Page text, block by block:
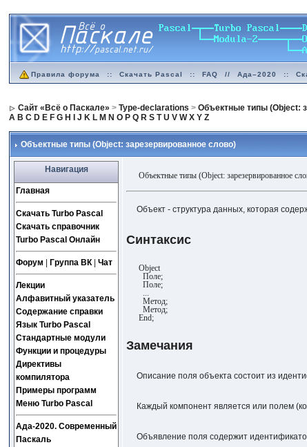
Правила форума :: Скачать Pascal :: FAQ // Ада–2020 ::
Сайт «Всё о Паскале» >Type-declarations >Объектные типы (Object:
A B C D E F G H J K L M N O P Q R S T U V W X Y Z
Объектные типы (Object: зарезервированное слово)
Навигация
Главная
Скачать Turbo Pascal
Скачать справочник
Turbo Pascal Онлайн
Форум Группа ВК|Чат
Лекции
Алфавитный указатель
Содержание справки
Язык Turbo Pascal
Стандартные модули
Функции и процедуры
Директивы
компилятора
Примеры программ
Меню Turbo Pascal
Ада-2020. Современный
Паскаль
Объектные типы (Object: зарезервированное
Объект - структура данных, которая
Синтаксис
Оbject
Поле;
Поле;
...
Метод;
Метод;
End;
Замечания
Описание поля объекта состоит из
Каждый компонент является или полем
Объявление поля содержит